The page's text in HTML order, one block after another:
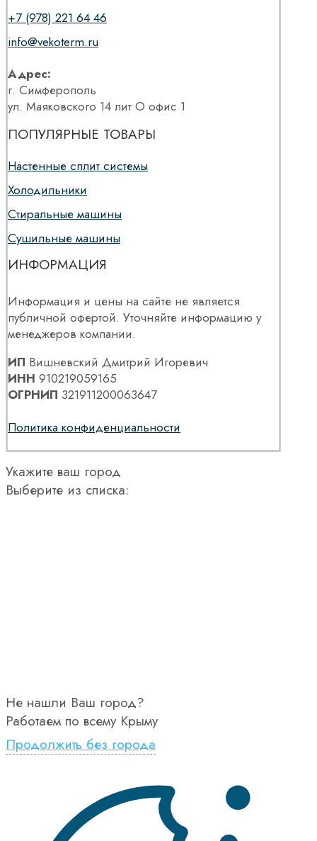
+7 (978) 221 64 46
info@vekoterm.ru
Адрес:
г. Симферополь
ул. Маяковского 14 лит О офис 1
ПОПУЛЯРНЫЕ ТОВАРЫ
Настенные сплит системы
Холодильники
Стиральные машины
Сушильные машины
ИНФОРМАЦИЯ
Информация и цены на сайте не является
публичной офертой. Уточняйте информацию у
менеджеров компании.
ИП Вишневский Дмитрий Игоревич
ИНН 910219059165
ОГРНИП 321911200063647
Политика конфиденциальности
Укажите ваш город
Выберите из списка:
Не нашли Ваш город?
Работаем по всему Крыму
Продолжить без города